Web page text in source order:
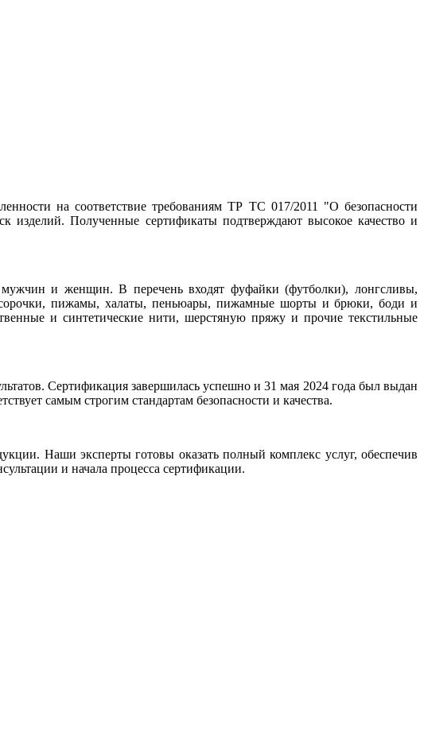
на соответствие требованиям ТР ТС 017/2011 "О безопасности
Полученные сертификаты подтверждают высокое качество и
мужчин и женщин. В перечень входят фуфайки (футболки), лонгсливы,
пижамы, халаты, пеньюары, пижамные шорты и брюки, боди и
и синтетические нити, шерстяную пряжу и прочие текстильные
Сертификация завершилась успешно и 31 мая 2024 года был выдан
самым строгим стандартам безопасности и качества.
Наши эксперты готовы оказать полный комплекс услуг, обеспечив
и начала процесса сертификации.